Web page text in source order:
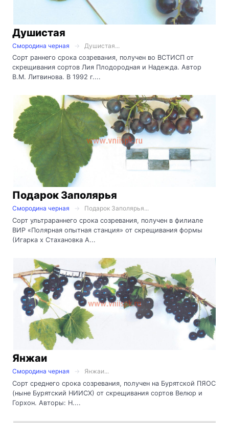
Душистая
Смородина черная
Душистая...
Сорт раннего срока созревания, получен во ВСТИСП от
скрещивания сортов Лия Плодородная и Надежда. Автор
В.М. Литвинова. В 1992 г....
Подарок Заполярья
Смородина черная
Подарок Заполярья...
Сорт ультрараннего срока созревания, получен в филиале
ВИР «Полярная опытная станция» от скрещивания формы
(Игарка х Стахановка А...
Янжаи
Смородина черная
Янжаи...
Сорт среднего срока созревания, получен на Бурятской ПЯОС
(ныне Бурятский НИИСХ) от скрещивания сортов Велюр и
Горхон. Авторы: Н....